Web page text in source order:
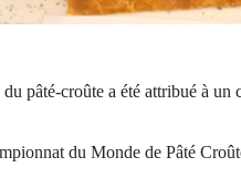
pâté-croûte a été attribué à un
du Monde de Pâté